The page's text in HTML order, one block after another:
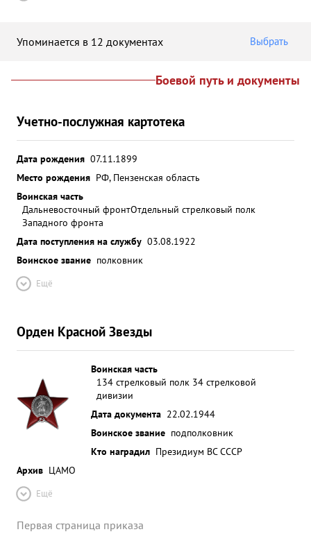
Упоминается в 12 документах Выбрать
Боевой путь и документы
Учетно-послужная картотека
Дата рождения 07.11.1899
Место рождения РФ, Пензенская область
Воинская часть
Дальневосточный фронтОтдельный стрелковый полк
Западного фронта
Дата поступления на службу 03.08.1922
Воинское звание полковник
Ещё
Орден Красной Звезды
Воинская часть
134 стрелковый полк 34 стрелковой
дивизии
Дата документа 22.02.1944
Воинское звание подполковник
Кто наградил Президиум ВС СССР
Архив ЦАМО
Ещё
Первая страница приказа